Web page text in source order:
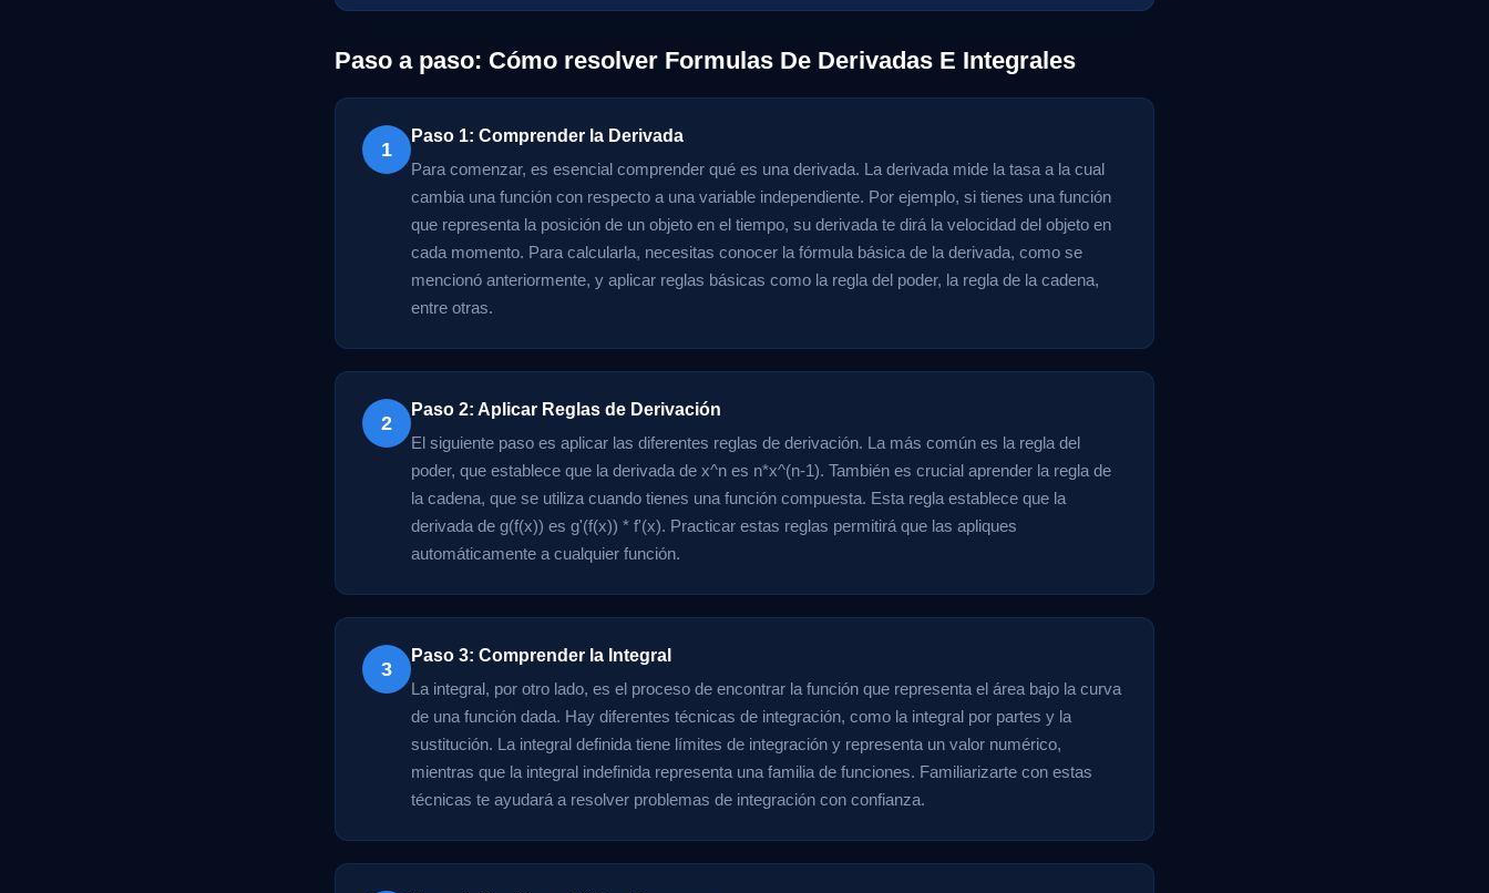
Paso a paso: Cómo resolver Formulas De Derivadas E Integrales
1
Paso 1: Comprender la Derivada
Para comenzar, es esencial comprender qué es una derivada. La derivada mide la tasa a la cual
cambia una función con respecto a una variable independiente. Por ejemplo, si tienes una función
que representa la posición de un objeto en el tiempo, su derivada te dirá la velocidad del objeto en
cada momento. Para calcularla, necesitas conocer la fórmula básica de la derivada, como se
mencionó anteriormente, y aplicar reglas básicas como la regla del poder, la regla de la cadena,
entre otras.
2
Paso 2: Aplicar Reglas de Derivación
El siguiente paso es aplicar las diferentes reglas de derivación. La más común es la regla del
poder, que establece que la derivada de x^n es n*x^(n-1). También es crucial aprender la regla de
la cadena, que se utiliza cuando tienes una función compuesta. Esta regla establece que la
derivada de g(f(x)) es g'(f(x)) * f'(x). Practicar estas reglas permitirá que las apliques
automáticamente a cualquier función.
3
Paso 3: Comprender la Integral
La integral, por otro lado, es el proceso de encontrar la función que representa el área bajo la curva
de una función dada. Hay diferentes técnicas de integración, como la integral por partes y la
sustitución. La integral definida tiene límites de integración y representa un valor numérico,
mientras que la integral indefinida representa una familia de funciones. Familiarizarte con estas
técnicas te ayudará a resolver problemas de integración con confianza.